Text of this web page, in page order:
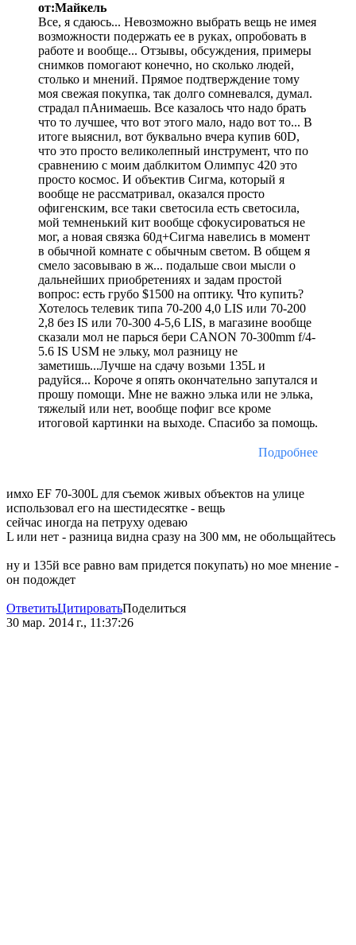
от:Майкель
Все, я сдаюсь... Невозможно выбрать вещь не имея
возможности подержать ее в руках, опробовать в
работе и вообще... Отзывы, обсуждения, примеры
снимков помогают конечно, но сколько людей,
столько и мнений. Прямое подтверждение тому
моя свежая покупка, так долго сомневался, думал.
страдал пАнимаешь. Все казалось что надо брать
что то лучшее, что вот этого мало, надо вот то... В
итоге выяснил, вот буквально вчера купив 60D,
что это просто великолепный инструмент, что по
сравнению с моим даблкитом Олимпус 420 это
просто космос. И объектив Сигма, который я
вообще не рассматривал, оказался просто
офигенским, все таки светосила есть светосила,
мой темненький кит вообще сфокусироваться не
мог, а новая связка 60д+Сигма навелись в момент
в обычной комнате с обычным светом. В общем я
смело засовываю в ж... подальше свои мысли о
дальнейших приобретениях и задам простой
вопрос: есть грубо $1500 на оптику. Что купить?
Хотелось телевик типа 70-200 4,0 LIS или 70-200
2,8 без IS или 70-300 4-5,6 LIS, в магазине вообще
сказали мол не парься бери CANON 70-300mm f/4-
5.6 IS USM не эльку, мол разницу не
заметишь...Лучше на сдачу возьми 135L и
радуйся... Короче я опять окончательно запутался и
прошу помощи. Мне не важно элька или не элька,
тяжелый или нет, вообще пофиг все кроме
итоговой картинки на выходе. Спасибо за помощь.
Подробнее
имхо EF 70-300L для съемок живых объектов на улице
использовал его на шестидесятке - вещь
сейчас иногда на петруху одеваю
L или нет - разница видна сразу на 300 мм, не обольщайтесь
ну и 135й все равно вам придется покупать) но мое мнение -
он подождет
ОтветитьЦитироватьПоделиться
30 мар. 2014 г., 11:37:26